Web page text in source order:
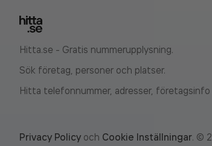
Hitta.se - Gratis nummerupplysning.
Sök företag, personer och platser.
Hitta telefonnummer, adresser, företagsinfo
Privacy Policy och Cookie Inställningar. ©